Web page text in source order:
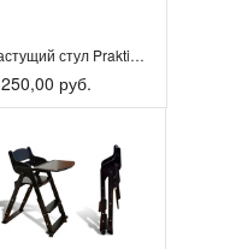
Растущий стул Praktikkk
руб.